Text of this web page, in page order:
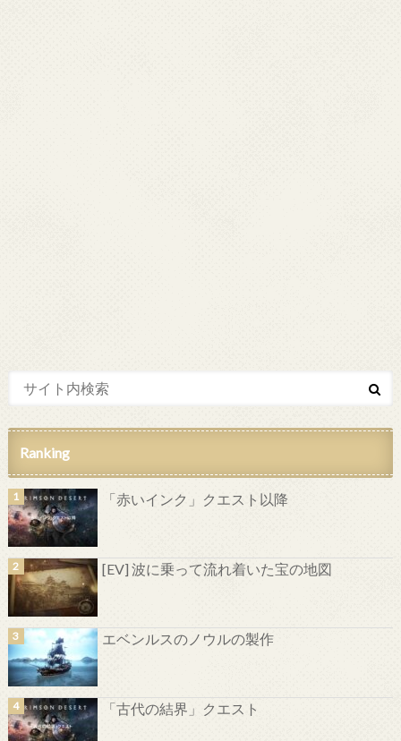
Ranking
「赤いインク」クエスト以降
[EV] 波に乗って流れ着いた宝の地図
エベンルスのノウルの製作
「古代の結界」クエスト